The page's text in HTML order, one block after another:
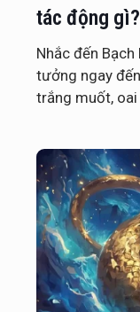
tác động gì?
Nhắc đến
tưởng ngay
trắng muốt,